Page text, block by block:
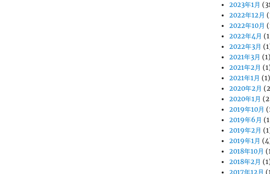
2023年1月
2022年12月
2022年10月
2022年4月
2022年3月
2021年3月 (1)
2021年2月
2021年1月 (1)
2020年2月
2020年1月
2019年10月
2019年6月
2019年2月
2019年1月
2018年10月
2018年2月